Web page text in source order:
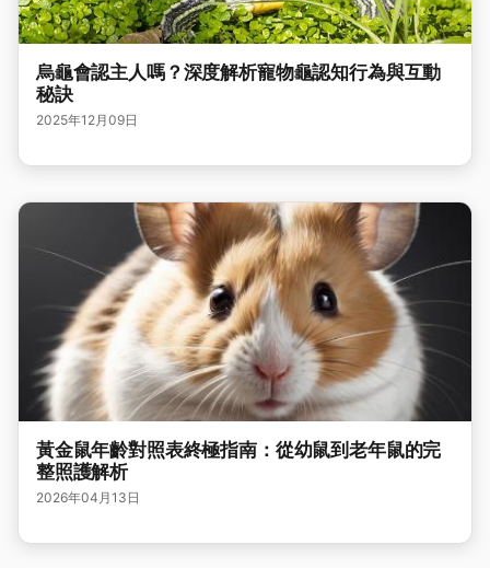
烏龜會認主人嗎？深度解析寵物龜認知行為與互動
秘訣
2025年12月09日
黃金鼠年齡對照表終極指南：從幼鼠到老年鼠的完
整照護解析
2026年04月13日